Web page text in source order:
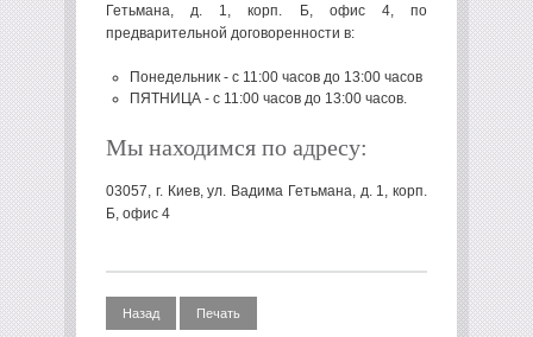
Гетьмана, д. 1, корп. Б, офис 4, по
предварительной договоренности в:
Понедельник - с 11:00 часов до 13:00 часов
ПЯТНИЦА - с 11:00 часов до 13:00 часов.
Мы находимся по адресу:
03057, г. Киев, ул. Вадима Гетьмана, д. 1, корп.
Б, офис 4
Назад Печать